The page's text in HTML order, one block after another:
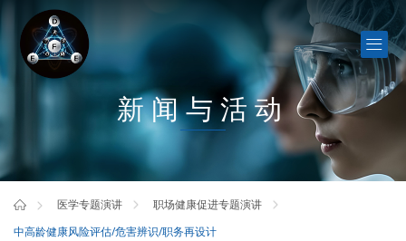
新闻与活动
医学专题演讲
职场健康促进专题演讲
中高龄健康风险评估/危害辨识/职务再设计